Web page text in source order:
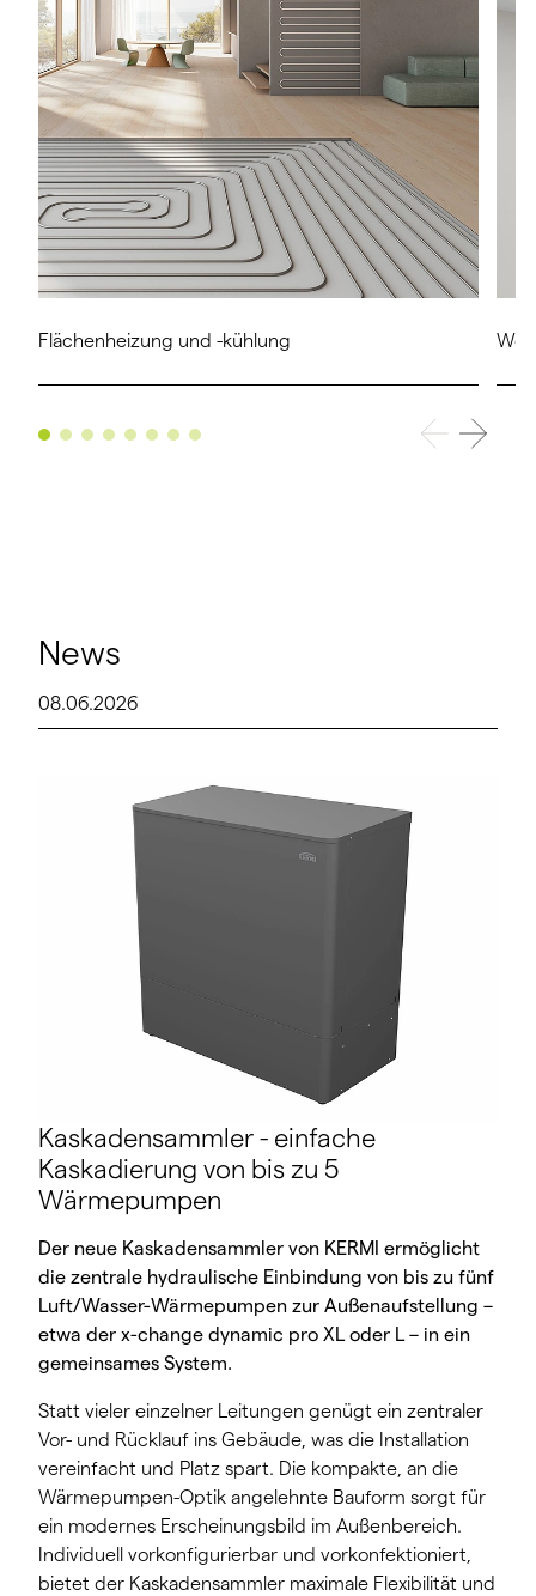
Flächenheizung und -kühlung
News
08.06.2026
Kaskadensammler - einfache
Kaskadierung von bis zu 5
Wärmepumpen
Der neue Kaskadensammler von KERMI ermöglicht
die zentrale hydraulische Einbindung von bis zu fünf
Luft/Wasser-Wärmepumpen zur Außenaufstellung –
etwa der x-change dynamic pro XL oder L – in ein
gemeinsames System.
Statt vieler einzelner Leitungen genügt ein zentraler
Vor- und Rücklauf ins Gebäude, was die Installation
vereinfacht und Platz spart. Die kompakte, an die
Wärmepumpen-Optik angelehnte Bauform sorgt für
ein modernes Erscheinungsbild im Außenbereich.
Individuell vorkonfigurierbar und vorkonfektioniert,
bietet der Kaskadensammler maximale Flexibilität und